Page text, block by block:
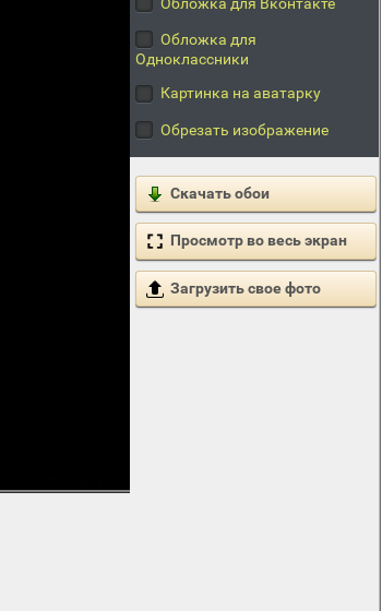
Обложка для
Одноклассники
Картинка на аватарку
Обрезать изображение
Скачать обои
Просмотр во весь экран
Загрузить свое фото